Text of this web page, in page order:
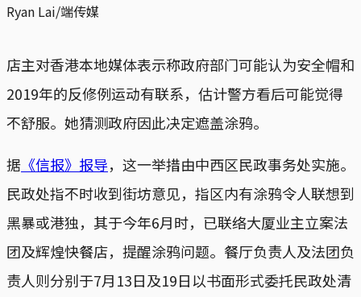
Ryan Lai/端传媒
店主对香港本地媒体表示称政府部门可能认为安全帽和
2019年的反修例运动有联系，估计警方看后可能觉得
不舒服。她猜测政府因此决定遮盖涂鸦。
据 《信报》报导，这一举措由中西区民政事务处实施。
民政处指不时收到街坊意见，指区内有涂鸦令人联想到
黑暴或港独，其于今年6月时，已联络大厦业主立案法
团及辉煌快餐店，提醒涂鸦问题。餐厅负责人及法团负
责人则分别于7月13日及19日以书面形式委托民政处清